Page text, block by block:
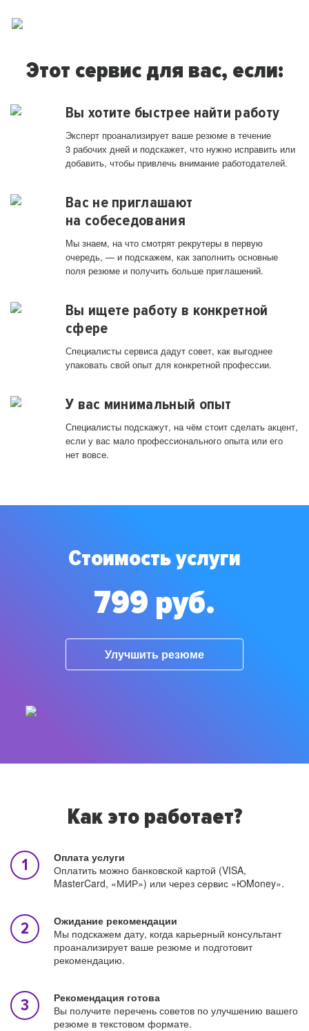
Этот сервис для вас, если:
Вы хотите быстрее найти работу
Эксперт проанализирует ваше резюме в течение
3 рабочих дней и подскажет, что нужно исправить или
добавить, чтобы привлечь внимание работодателей.
Вас не приглашают
на собеседования
Мы знаем, на что смотрят рекрутеры в первую
очередь, — и подскажем, как заполнить основные
поля резюме и получить больше приглашений.
Вы ищете работу в конкретной
сфере
Специалисты сервиса дадут совет, как выгоднее
упаковать свой опыт для конкретной профессии.
У вас минимальный опыт
Специалисты подскажут, на чём стоит сделать акцент,
если у вас мало профессионального опыта или его
нет вовсе.
Стоимость услуги
799 руб.
Улучшить резюме
Как это работает?
Оплата услуги
Оплатить можно банковской картой (VISA,
MasterCard, «МИР») или через сервис «ЮMoney».
Ожидание рекомендации
Мы подскажем дату, когда карьерный консультант
проанализирует ваше резюме и подготовит
рекомендацию.
Рекомендация готова
Вы получите перечень советов по улучшению вашего
резюме в текстовом формате.